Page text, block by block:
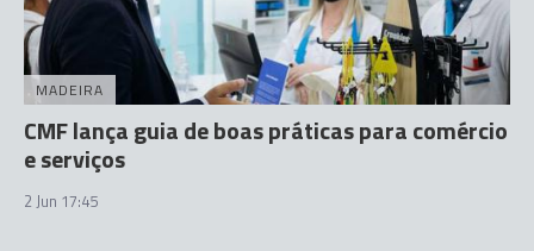
MADEIRA
CMF lança guia de boas práticas para comércio
e serviços
2 Jun 17:45